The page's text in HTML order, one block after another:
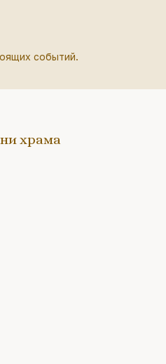
событий.
храма